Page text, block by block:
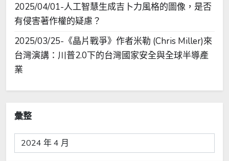
2025/04/01-人工智慧生成吉卜力風格的圖像，是否
有侵害著作權的疑慮？
2025/03/25-《晶片戰爭》作者米勒 (Chris Miller)來
台灣演講：川普2.0下的台灣國家安全與全球半導產
業
彙整
彙
整